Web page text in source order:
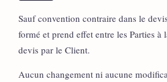
Sauf convention contraire dans le
formé et prend effet entre les Parties à
devis par le Client.
Aucun changement ni aucune